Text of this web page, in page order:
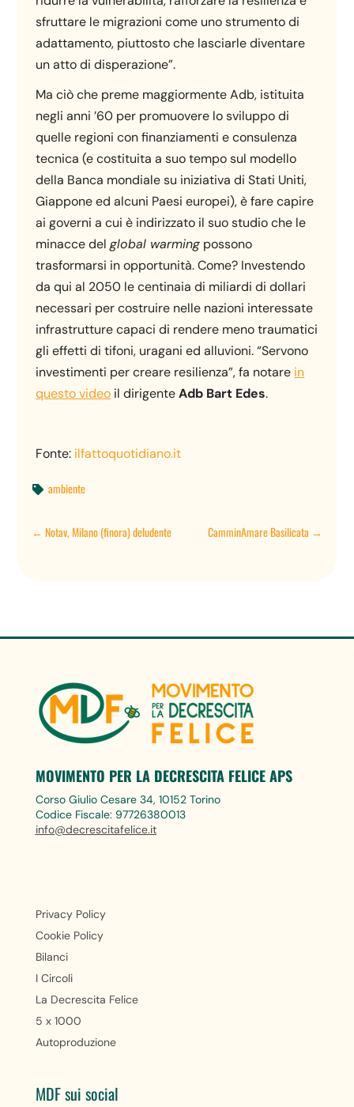
sfruttare le migrazioni come uno strumento di
adattamento, piuttosto che lasciarle diventare
un atto di disperazione”.
Ma ciò che preme maggiormente Adb, istituita
negli anni ’60 per promuovere lo sviluppo di
quelle regioni con finanziamenti e consulenza
tecnica (e costituita a suo tempo sul modello
della Banca mondiale su iniziativa di Stati Uniti,
Giappone ed alcuni Paesi europei), è fare capire
ai governi a cui è indirizzato il suo studio che le
minacce delglobal warming possono
trasformarsi in opportunità. Come? Investendo
da qui al 2050 le centinaia di miliardi di dollari
necessari per costruire nelle nazioni interessate
infrastrutture capaci di rendere meno traumatici
gli effetti di tifoni, uragani ed alluvioni. “Servono
investimenti per creare resilienza”, fa notare in
questo video il dirigenteAdb Bart Edes.
Fonte: ilfattoquotidiano.it
 ambiente
←Notav, Milano (finora) deludente CamminAmare Basilicata →
MOVIMENTO PER LA DECRESCITA FELICE APS
Corso Giulio Cesare 34, 10152 Torino
Codice Fiscale: 97726380013
info@decrescitafelice.it
Privacy Policy
Cookie Policy
Bilanci
I Circoli
La Decrescita Felice
5 x 1000
Autoproduzione
MDF sui social